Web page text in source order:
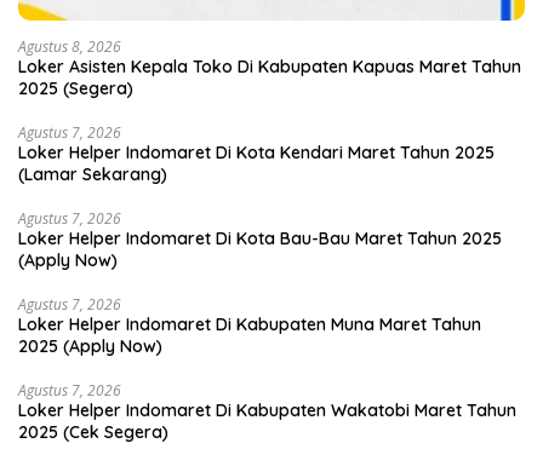
Agustus 8, 2026
Loker Asisten Kepala Toko Di Kabupaten Kapuas Maret Tahun
2025 (Segera)
Agustus 7, 2026
Loker Helper Indomaret Di Kota Kendari Maret Tahun 2025
(Lamar Sekarang)
Agustus 7, 2026
Loker Helper Indomaret Di Kota Bau-Bau Maret Tahun 2025
(Apply Now)
Agustus 7, 2026
Loker Helper Indomaret Di Kabupaten Muna Maret Tahun
2025 (Apply Now)
Agustus 7, 2026
Loker Helper Indomaret Di Kabupaten Wakatobi Maret Tahun
2025 (Cek Segera)